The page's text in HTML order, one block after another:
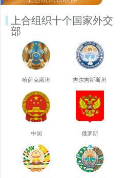
上合组织十个国家外交
部
哈萨克斯坦 吉尔吉斯斯坦
中国 俄罗斯